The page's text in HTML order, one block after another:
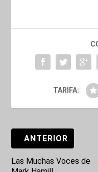
TARIFA:
ANTERIOR
Las Muchas Voces de